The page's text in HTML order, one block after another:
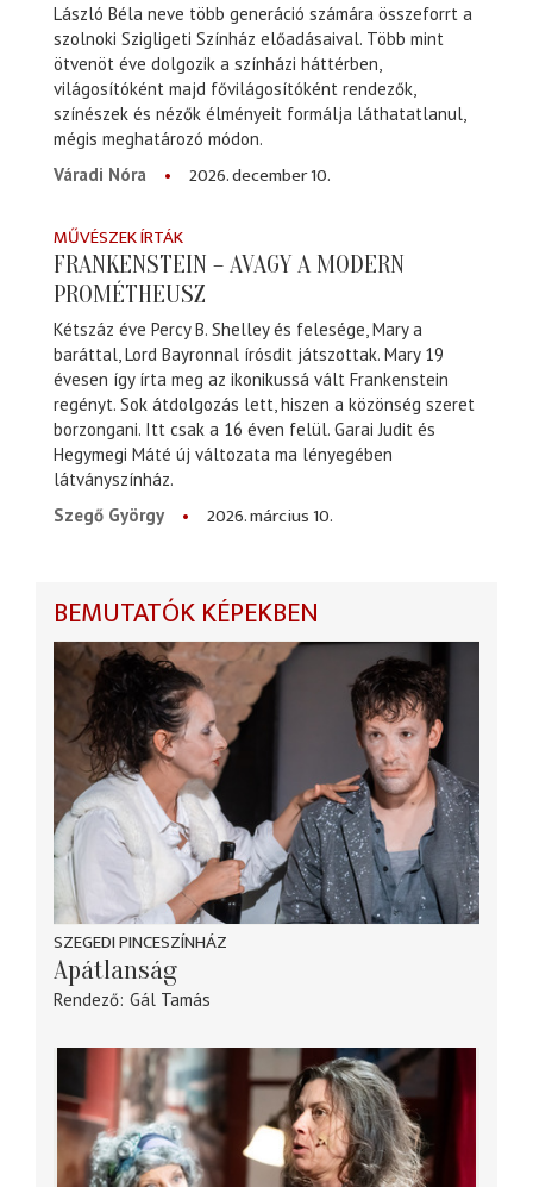
László Béla neve több generáció számára összeforrt a
szolnoki Szigligeti Színház előadásaival. Több mint
ötvenöt éve dolgozik a színházi háttérben,
világosítóként majd fővilágosítóként rendezők,
színészek és nézők élményeit formálja láthatatlanul,
mégis meghatározó módon.
Váradi Nóra
2026. december 10.
MŰVÉSZEK ÍRTÁK
FRANKENSTEIN – AVAGY A MODERN
PROMÉTHEUSZ
Kétszáz éve Percy B. Shelley és felesége, Mary a
baráttal, Lord Bayronnal írósdit játszottak. Mary 19
évesen így írta meg az ikonikussá vált Frankenstein
regényt. Sok átdolgozás lett, hiszen a közönség szeret
borzongani. Itt csak a 16 éven felül. Garai Judit és
Hegymegi Máté új változata ma lényegében
látványszínház.
Szegő György
2026. március 10.
BEMUTATÓK KÉPEKBEN
SZEGEDI PINCESZÍNHÁZ
Apátlanság
Rendező Gál Tamás